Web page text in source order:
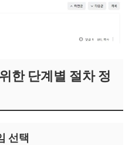
한 단계별 절차 정
선택